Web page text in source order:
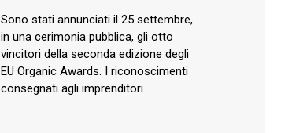
Sono stati annunciati il 25 settembre,
in una cerimonia pubblica, gli otto
vincitori della seconda edizione degli
EU Organic Awards. I riconoscimenti
consegnati agli imprenditori